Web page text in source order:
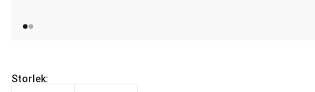
Storlek: